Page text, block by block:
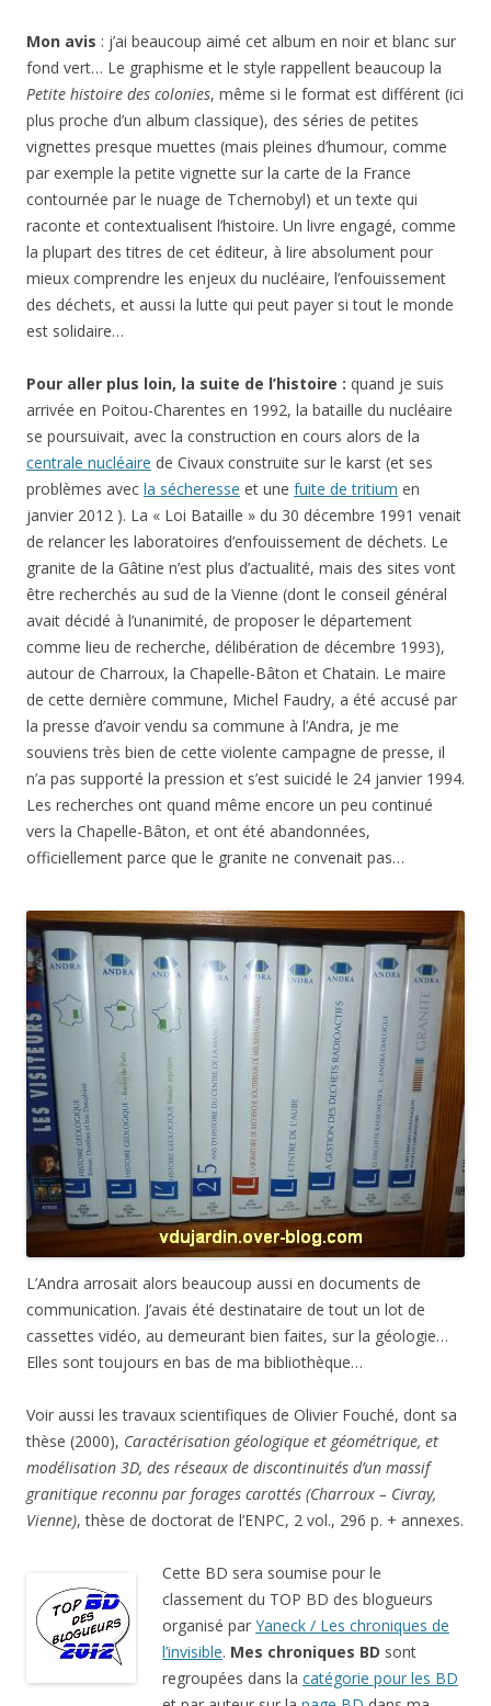
Mon avis : j’ai beaucoup aimé cet album en noir et blanc sur
fond vert… Le graphisme et le style rappellent beaucoup la
Petite histoire des colonies, même si le format est différent (ici
plus proche d’un album classique), des séries de petites
vignettes presque muettes (mais pleines d’humour, comme
par exemple la petite vignette sur la carte de la France
contournée par le nuage de Tchernobyl) et un texte qui
raconte et contextualisent l’histoire. Un livre engagé, comme
la plupart des titres de cet éditeur, à lire absolument pour
mieux comprendre les enjeux du nucléaire, l’enfouissement
des déchets, et aussi la lutte qui peut payer si tout le monde
est solidaire…
Pour aller plus loin, la suite de l’histoire : quand je suis
arrivée en Poitou-Charentes en 1992, la bataille du nucléaire
se poursuivait, avec la construction en cours alors de la
centrale nucléaire de Civaux construite sur le karst (et ses
problèmes avec la sécheresse et une fuite de tritium en
janvier 2012 ). La « Loi Bataille » du 30 décembre 1991 venait
de relancer les laboratoires d’enfouissement de déchets. Le
granite de la Gâtine n’est plus d’actualité, mais des sites vont
être recherchés au sud de la Vienne (dont le conseil général
avait décidé à l’unanimité, de proposer le département
comme lieu de recherche, délibération de décembre 1993),
autour de Charroux, la Chapelle-Bâton et Chatain. Le maire
de cette dernière commune, Michel Faudry, a été accusé par
la presse d’avoir vendu sa commune à l’Andra, je me
souviens très bien de cette violente campagne de presse, il
n’a pas supporté la pression et s’est suicidé le 24 janvier 1994.
Les recherches ont quand même encore un peu continué
vers la Chapelle-Bâton, et ont été abandonnées,
officiellement parce que le granite ne convenait pas…
L’Andra arrosait alors beaucoup aussi en documents de
communication. J’avais été destinataire de tout un lot de
cassettes vidéo, au demeurant bien faites, sur la géologie…
Elles sont toujours en bas de ma bibliothèque…
Voir aussi les travaux scientifiques de Olivier Fouché, dont sa
thèse (2000), Caractérisation géologique et géométrique, et
modélisation 3D, des réseaux de discontinuités d’un massif
granitique reconnu par forages carottés (Charroux – Civray,
Vienne), thèse de doctorat de l’ENPC, 2 vol., 296 p. + annexes.
Cette BD sera soumise pour le
classement du TOP BD des blogueurs
organisé par Yaneck / Les chroniques de
l’invisible. Mes chroniques BD sont
regroupées dans la catégorie pour les BD